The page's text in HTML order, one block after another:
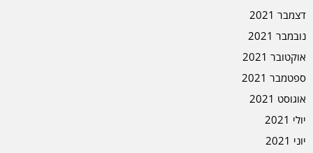
דצמבר 2021
נובמבר 2021
אוקטובר 2021
ספטמבר 2021
אוגוסט 2021
יולי 2021
יוני 2021